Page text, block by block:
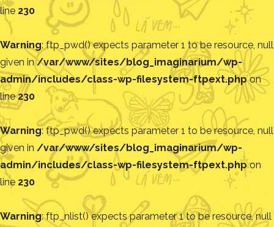
line 230
Warning: ftp_pwd() expects parameter 1 to be resource, null
given in/var/www/sites/blog_imaginarium/wp-
admin/includes/class-wp-filesystem-ftpext.phpon
line230
Warning: ftp_pwd() expects parameter 1 to be resource, null
given in /var/www/sites/blog_imaginarium/wp-
admin/includes/class-wp-filesystem-ftpext.phpon
line 230
Warning: ftp_nlist() expects parameter 1 to be resource, null